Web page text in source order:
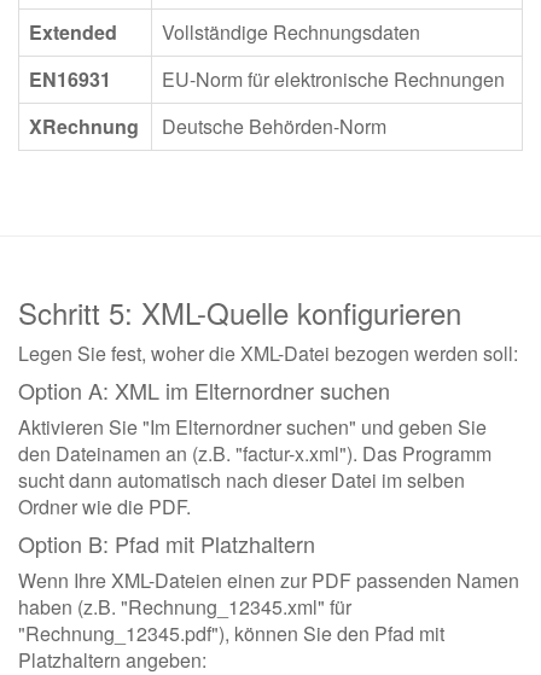
Extended
Vollständige Rechnungsdaten
EN16931
EU-Norm für elektronische Rechnungen
XRechnung
Deutsche Behörden-Norm
Schritt 5: XML-Quelle konfigurieren
Legen Sie fest, woher die XML-Datei bezogen werden soll:
Option A: XML im Elternordner suchen
Aktivieren Sie "Im Elternordner suchen" und geben Sie
den Dateinamen an (z.B. "factur-x.xml"). Das Programm
sucht dann automatisch nach dieser Datei im selben
Ordner wie die PDF.
Option B: Pfad mit Platzhaltern
Wenn Ihre XML-Dateien einen zur PDF passenden Namen
haben (z.B. "Rechnung_12345.xml" für
"Rechnung_12345.pdf"), können Sie den Pfad mit
Platzhaltern angeben: